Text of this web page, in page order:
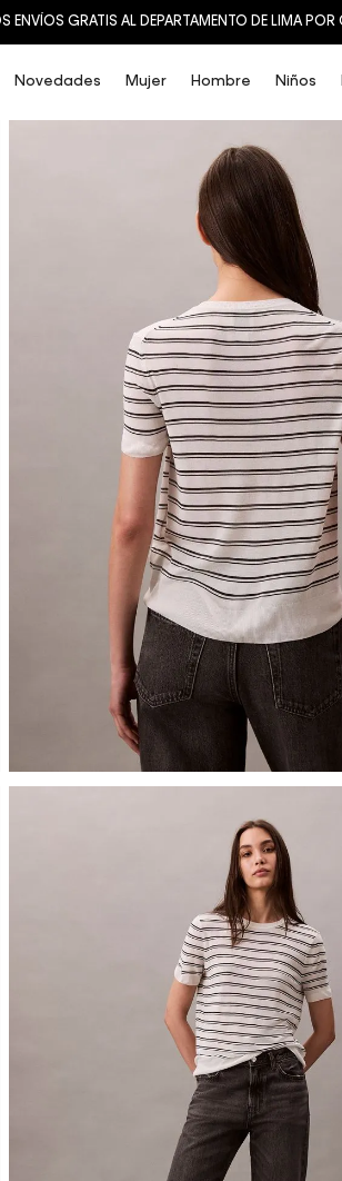
SALE: HASTA 60% OFF
Novedades Mujer Hombre Niños